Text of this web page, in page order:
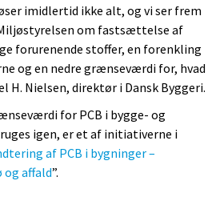
imidlertid ikke alt, og vi ser frem
om fastsættelse af
forurenende stoffer, en forenkling
og en nedre grænseværdi for, hvad
H. Nielsen, direktør i Dansk Byggeri.
for PCB i bygge- og
igen, er et af initiativerne i
af PCB i bygninger –
affald”.